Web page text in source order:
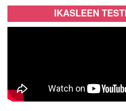
IKASLEEN